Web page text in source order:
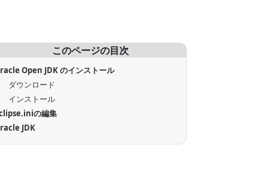
このページの目次
Open JDK のインストール
ダウンロード
インストール
の編集
JDK